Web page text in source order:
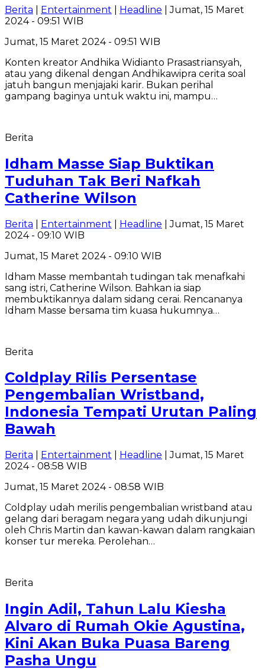
Berita Entertainment Headline | Jumat, 15 Maret
2024 - 09:51 WIB
Jumat, 15 Maret 2024 - 09:51 WIB
Konten kreator Andhika Widianto Prasastriansyah,
atau yang dikenal dengan Andhikawipra cerita soal
jatuh bangun menjajaki karir. Bukan perihal
gampang baginya untuk waktu ini, mampu…
Berita
Idham Masse Siap Buktikan
Tuduhan Tak Beri Nafkah
Catherine Wilson
Berita Entertainment Headline | Jumat, 15 Maret
2024 - 09:10 WIB
Jumat, 15 Maret 2024 - 09:10 WIB
Idham Masse membantah tudingan tak menafkahi
sang istri, Catherine Wilson. Bahkan ia siap
membuktikannya dalam sidang cerai. Rencananya
Idham Masse bersama tim kuasa hukumnya…
Berita
Coldplay Rilis Persentase
Pengembalian Wristband,
Indonesia Tempati Urutan Paling
Bawah
Berita Entertainment Headline | Jumat, 15 Maret
2024 - 08:58 WIB
Jumat, 15 Maret 2024 - 08:58 WIB
Coldplay udah merilis pengembalian wristband atau
gelang dari beragam negara yang udah dikunjungi
oleh Chris Martin dan kawan-kawan dalam rangkaian
konser tur mereka. Perolehan…
Berita
Ingin Adil, Tahun Lalu Kiesha
Alvaro di Rumah Okie Agustina,
Kini Akan Buka Puasa Bareng
Pasha Ungu